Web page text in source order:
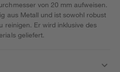
von 20 mm aufweisen.
aus Metall und ist sowohl robust
reinigen. Er wird inklusive des
geliefert.